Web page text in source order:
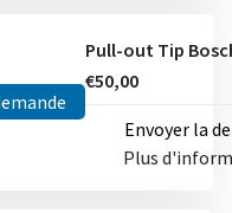
€50,00
Envoyer la
Plus